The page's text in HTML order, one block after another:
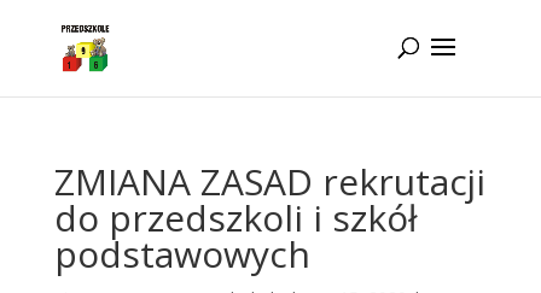
ZMIANA ZASAD rekrutacji
do przedszkoli i szkół
podstawowych